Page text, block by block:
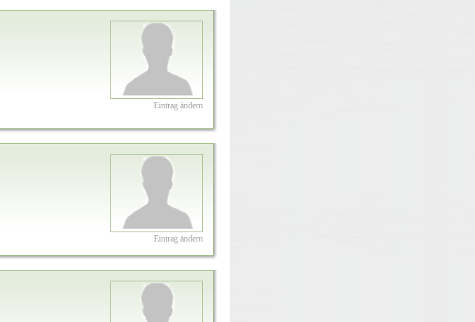
Eintrag ändern
Eintrag ändern